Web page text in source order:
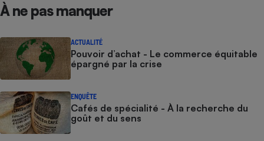
À ne pas manquer
ACTUALITÉ
Pouvoir d’achat - Le commerce équitable
épargné par la crise
ENQUÊTE
Cafés de spécialité - À la recherche du
goût et du sens
Robot ménager